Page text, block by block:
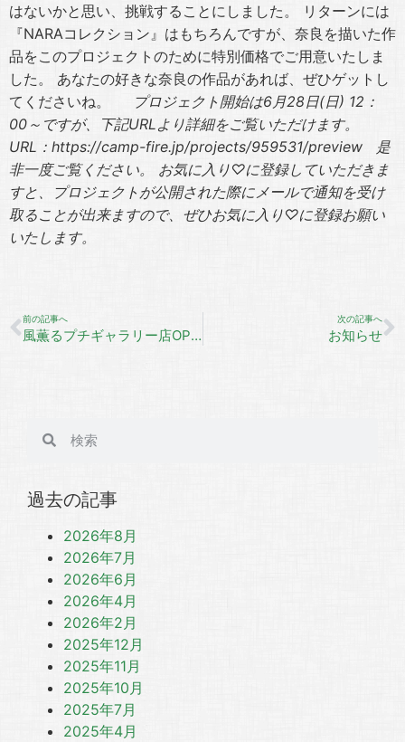
はないかと思い、挑戦することにしました。 リターンには
『NARAコレクション』はもちろんですが、奈良を描いた作
品をこのプロジェクトのために特別価格でご用意いたしま
した。 あなたの好きな奈良の作品があれば、ぜひゲットし
てくださいね。
プロジェクト開始は6月28 日(日) 12 ：
00 ～ですが、下記URL より詳細をご覧いただけます。
URL ：https://camp-fire.jp/projects/959531/preview
是
非一度ご覧ください。
お気に入り♡に登録していただきま
すと、プロジェクトが公開された際にメールで通知を受け
取ることが出来ますので、ぜひお気に入り♡に登録お願い
いたします。
前の記事へ
風薫るプチギャラリー店OPEN！
次の記事へ
お知らせ
過去の記事
2026年8月
2026年7月
2026年6月
2026年4月
2026年2月
2025年12月
2025年11月
2025年10月
2025年7月
2025年4月